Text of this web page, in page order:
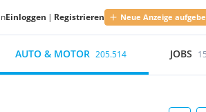
Einloggen | Registrieren Neue Anzeige
AUTO & MOTOR 205.514 JOBS